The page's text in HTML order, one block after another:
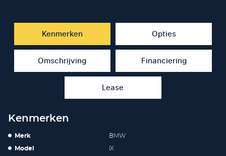
Kenmerken Opties
Omschrijving Financiering
Lease
Kenmerken
Merk BMW
Model iX